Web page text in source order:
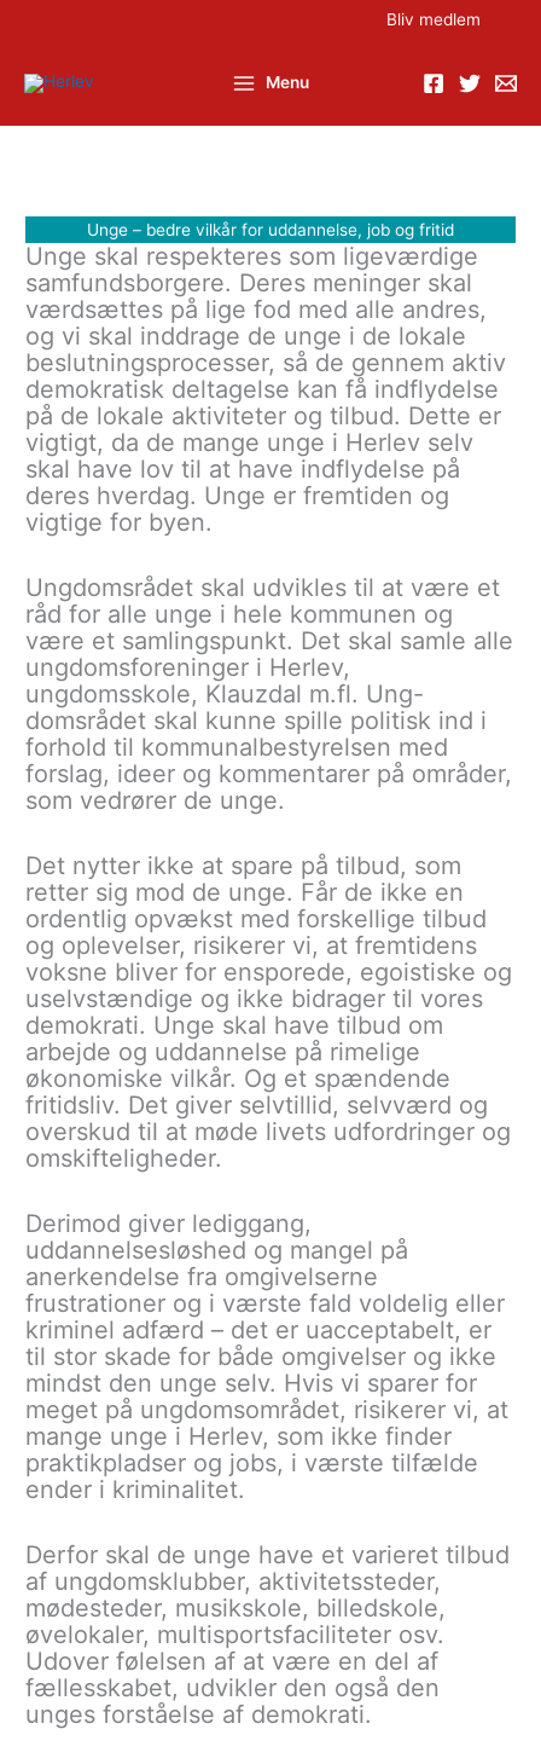
Bliv medlem
Menu
Unge – bedre vilkår for uddannelse, job og fritid
Unge skal respekteres som ligeværdige
samfundsborgere. Deres meninger skal
værdsættes på lige fod med alle andres,
og vi skal inddrage de unge i de lokale
beslutningsprocesser, så de gennem aktiv
demokratisk deltagelse kan få indflydelse
på de lokale aktiviteter og tilbud. Dette er
vigtigt, da de mange unge i Herlev selv
skal have lov til at have indflydelse på
deres hverdag. Unge er fremtiden og
vigtige for byen.
Ungdomsrådet skal udvikles til at være et
råd for alle unge i hele kommunen og
være et samlingspunkt. Det skal samle alle
ungdomsforeninger i Herlev,
ungdomsskole, Klauzdal m.fl. Ung-
domsrådet skal kunne spille politisk ind i
forhold til kommunalbestyrelsen med
forslag, ideer og kommentarer på områder,
som vedrører de unge.
Det nytter ikke at spare på tilbud, som
retter sig mod de unge. Får de ikke en
ordentlig opvækst med forskellige tilbud
og oplevelser, risikerer vi, at fremtidens
voksne bliver for ensporede, egoistiske og
uselvstændige og ikke bidrager til vores
demokrati. Unge skal have tilbud om
arbejde og uddannelse på rimelige
økonomiske vilkår. Og et spændende
fritidsliv. Det giver selvtillid, selvværd og
overskud til at møde livets udfordringer og
omskifteligheder.
Derimod giver lediggang,
uddannelsesløshed og mangel på
anerkendelse fra omgivelserne
frustrationer og i værste fald voldelig eller
kriminel adfærd – det er uacceptabelt, er
til stor skade for både omgivelser og ikke
mindst den unge selv. Hvis vi sparer for
meget på ungdomsområdet, risikerer vi, at
mange unge i Herlev, som ikke finder
praktikpladser og jobs, i værste tilfælde
ender i kriminalitet.
Derfor skal de unge have et varieret tilbud
af ungdomsklubber, aktivitetssteder,
mødesteder, musikskole, billedskole,
øvelokaler, multisportsfaciliteter osv.
Udover følelsen af at være en del af
fællesskabet, udvikler den også den
unges forståelse af demokrati.